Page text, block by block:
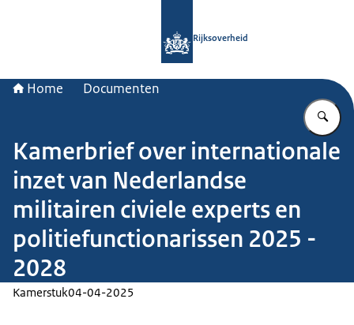
Rijksoverheid
Home Documenten
Kamerbrief over internationale
inzet van Nederlandse
militairen civiele experts en
politiefunctionarissen 2025 -
2028
Kamerstuk04-04-2025